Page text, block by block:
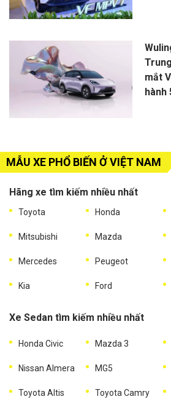
mắt
hành
MẪU XE PHỔ BIẾN Ở VIỆT NAM
Hãng xe tìm kiếm nhiều nhất
Toyota Honda
Mitsubishi Mazda
Mercedes Peugeot
Kia Ford
Xe Sedan tìm kiếm nhiều nhất
Honda Civic Mazda 3
Nissan Almera MG5
Toyota Altis Toyota Camry